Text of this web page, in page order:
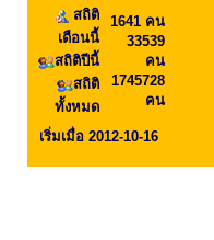
สถิติ
เดือนนี้
สถิติปีนี้
สถิติ
ทั้งหมด
1641 คน
33539
คน
1745728
คน
เริ่มเมื่อ 2012-10-16